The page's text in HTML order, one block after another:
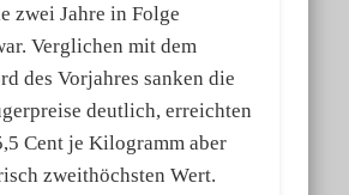
zwei Jahre in Folge
Verglichen mit dem
des Vorjahres sanken die
deutlich, erreichten
Cent je Kilogramm aber
zweithöchsten Wert.